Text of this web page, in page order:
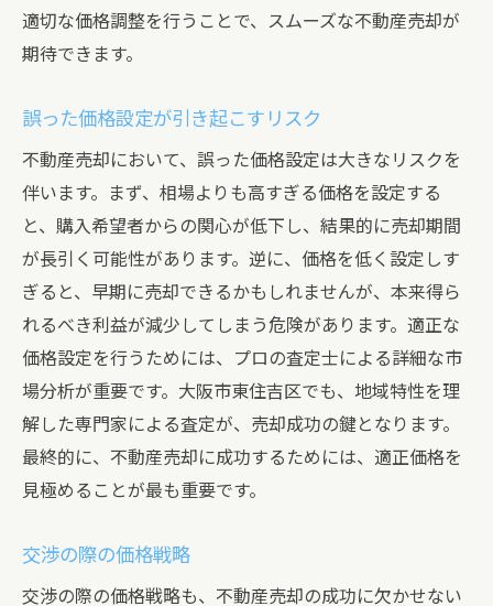
適切な価格調整を行うことで、スムーズな不動産売却が
期待できます。
誤った価格設定が引き起こすリスク
不動産売却において、誤った価格設定は大きなリスクを
伴います。まず、相場よりも高すぎる価格を設定する
と、購入希望者からの関心が低下し、結果的に売却期間
が長引く可能性があります。逆に、価格を低く設定しす
ぎると、早期に売却できるかもしれませんが、本来得ら
れるべき利益が減少してしまう危険があります。適正な
価格設定を行うためには、プロの査定士による詳細な市
場分析が重要です。大阪市東住吉区でも、地域特性を理
解した専門家による査定が、売却成功の鍵となります。
最終的に、不動産売却に成功するためには、適正価格を
見極めることが最も重要です。
交渉の際の価格戦略
交渉の際の価格戦略も、不動産売却の成功に欠かせない